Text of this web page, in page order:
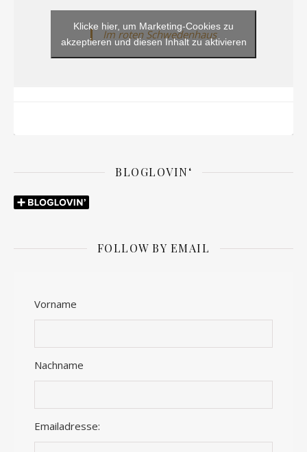
Im roten Schwedenhaus
Klicke hier, um Marketing-Cookies zu
akzeptieren und diesen Inhalt zu aktivieren
BLOGLOVIN‘
FOLLOW BY EMAIL
Vorname
Nachname
Emailadresse: